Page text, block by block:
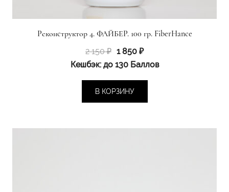
Реконструктор 4. ФАЙБЕР. 100 гр. FiberHance
2 150₽ Первоначальная
цена
2
150 ₽.
1 850 ₽Текущая
цена:
Кешбэк:до 130 Баллов
В КОРЗИНУ